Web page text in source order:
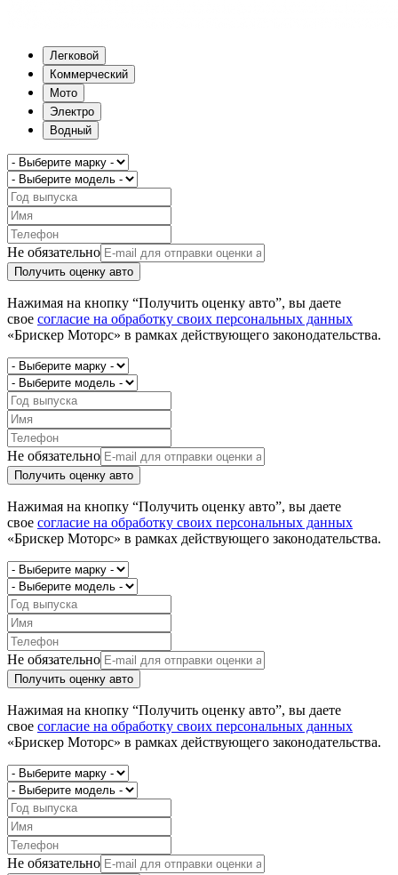
Легковой
Коммерческий
Мото
Электро
Водный
Не обязательно
Получить оценку авто
Нажимая на кнопку “Получить оценку авто”, вы даете
свое согласие на обработку своих персональных данных
«Брискер Моторс» в рамках действующего законодательства.
Не обязательно
Получить оценку авто
Нажимая на кнопку “Получить оценку авто”, вы даете
свое согласие на обработку своих персональных данных
«Брискер Моторс» в рамках действующего законодательства.
Не обязательно
Получить оценку авто
Нажимая на кнопку “Получить оценку авто”, вы даете
свое согласие на обработку своих персональных данных
«Брискер Моторс» в рамках действующего законодательства.
Не обязательно